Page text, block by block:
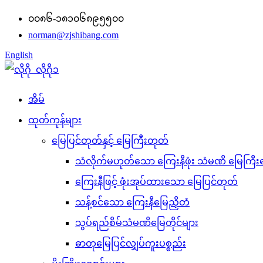
၀၀၈၆-၁၈၁၀၆၈၉၅၅၀၀
norman@zjshibang.com
English
အိမ်
ထုတ်ကုန်များ
မြေပြင်တုတ်နှင့် မြေကြီးတုတ်
သံလိုက်မဟုတ်သော ကြေးနီဖုံး သံမဏိ မြေကြီးခ
ကြေးနီဖြင့် ဖုံးအုပ်ထားသော မြေပြင်တုတ်
သန့်စင်သော ကြေးနီမြေညှိတံ
သွပ်ရည်စိမ်သံမဏိမြေတိုင်များ
ဓာတုမြေပြင်လျှပ်ကူးပစ္စည်း